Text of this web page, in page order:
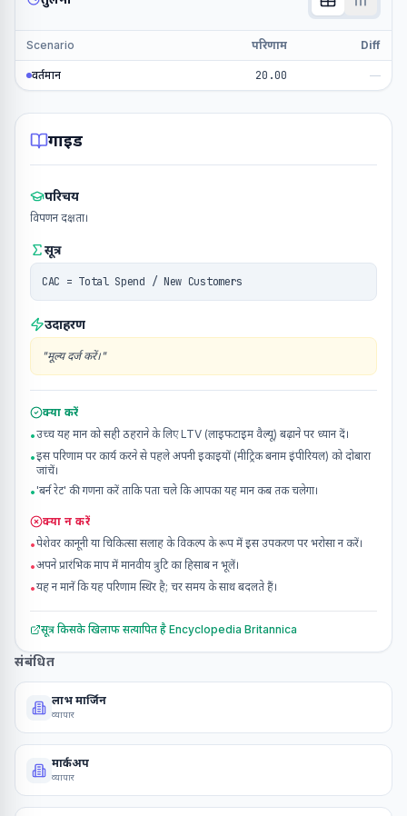
Scenario परिणाम Diff
वर्तमान 20.00 —
गाइड
परिचय
विपणन दक्षता।
सूत्र
CAC = Total Spend / New Customers
उदाहरण
"मूल्य दर्ज करें।"
क्या करें
•उच्च यह मान को सही ठहराने के लिए LTV (लाइफटाइम वैल्यू) बढ़ाने पर ध्यान दें।
•इस परिणाम पर कार्य करने से पहले अपनी इकाइयों (मीट्रिक बनाम इंपीरियल) को दोबारा
जांचें।
• 'बर्न रेट' की गणना करें ताकि पता चले कि आपका यह मान कब तक चलेगा।
क्या न करें
•पेशेवर कानूनी या चिकित्सा सलाह के विकल्प के रूप में इस उपकरण पर भरोसा न करें।
•अपने प्रारंभिक माप में मानवीय त्रुटि का हिसाब न भूलें।
•यह न मानें कि यह परिणाम स्थिर है; चर समय के साथ बदलते हैं।
सूत्र किसके खिलाफ सत्यापित है Encyclopedia Britannica
संबंधित
लाभ मार्जिन
व्यापार
मार्कअप
व्यापार